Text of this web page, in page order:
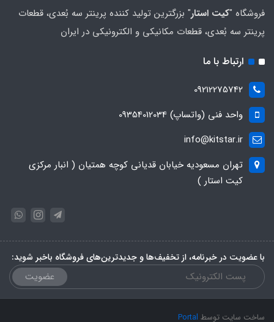
فروشگاه "کیت استار" بزرگترین تولید کننده پرینتر سه بُعدی، قطعات
پرینتر سه بُعدی، قطعات مکانیکی و الکترونیکی در ایران
ارتباط با ما
09212275742
واحد فنی (واتساپ) 09354012034
info@kitstar.ir
تهران مسعودیه خیابان قدیانی کوچه همتیان ( انبار مرکزی
کیت استار )
با عضویت در خبرنامه، از تخفیف‌ها و جدیدترین‌های فروشگاه باخبر شوید:
عضویت
ساخت سایت توسط Portal